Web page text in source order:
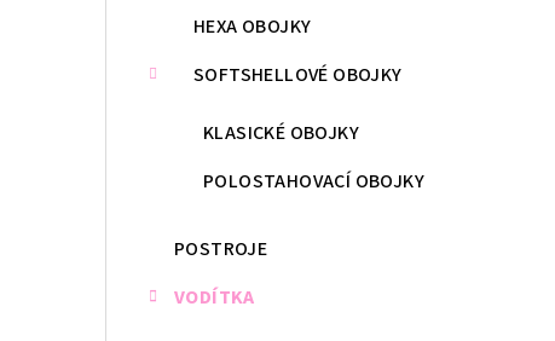
HEXA OBOJKY
SOFTSHELLOVÉ OBOJKY
KLASICKÉ OBOJKY
POLOSTAHOVACÍ OBOJKY
POSTROJE
VODÍTKA